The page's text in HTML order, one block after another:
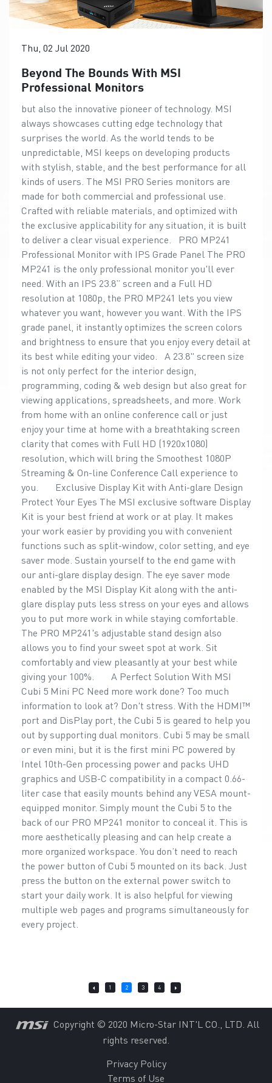
Thu, 02 Jul 2020
Beyond The Bounds With MSI
Professional Monitors
but also the innovative pioneer of technology. MSI
always showcases cutting edge technology that
surprises the world. As the world tends to be
unpredictable, MSI keeps on developing products
with stylish, stable, and the best performance for all
kinds of users. The MSI PRO Series monitors are
made for both commercial and professional use.
Crafted with reliable materials, and optimized with
the exclusive applicability for any situation, it is built
to deliver a clear visual experience. PRO MP241
Professional Monitor with IPS Grade Panel The PRO
MP241 is the only professional monitor you'll ever
need. With an IPS 23.8” screen and a Full HD
resolution at 1080p, the PRO MP241 lets you view
whatever you want, however you want. With the IPS
grade panel, it instantly optimizes the screen colors
and brightness to ensure that you enjoy every detail at
its best while editing your video. A 23.8" screen size
is not only perfect for the interior design,
programming, coding & web design but also great for
viewing applications, spreadsheets, and more. Work
from home with an online conference call or just
enjoy your time at home with a breathtaking screen
clarity that comes with Full HD (1920x1080)
resolution, which will bring the Smoothest 1080P
Streaming & On-line Conference Call experience to
you. Exclusive Display Kit with Anti-glare Design
Protect Your Eyes The MSI exclusive software Display
Kit is your best friend at work or at play. It makes
your work easier by providing you with convenient
functions such as split-window, color setting, and eye
saver mode. Sustain yourself to the end game with
our anti-glare display design. The eye saver mode
enabled by the MSI Display Kit along with the anti-
glare display puts less stress on your eyes and allows
you to put more work in while staying comfortable.
The PRO MP241's adjustable stand design also
allows you to find your sweet spot at work. Sit
comfortably and view pleasantly at your best while
giving your 100%. A Perfect Solution With MSI
Cubi 5 Mini PC Need more work done? Too much
information to look at? Don't stress. With the HDMI™
port and DisPlay port, the Cubi 5 is geared to help you
out by supporting dual monitors. Cubi 5 may be small
or even mini, but it is the first mini PC powered by
Intel 10th-Gen processing power and packs UHD
graphics and USB-C compatibility in a compact 0.66-
liter case that easily mounts behind any VESA mount-
equipped monitor. Simply mount the Cubi 5 to the
back of our PRO MP241 monitor to conceal it. This is
more aesthetically pleasing and can help create a
more organized workspace. You don’t need to reach
the power button of Cubi 5 mounted on its back. Just
press the button on the external power switch to
start your daily work. It is also helpful for viewing
multiple web pages and programs simultaneously for
every project.
1 2 3 4
Copyright © 2020 Micro-Star INT'L CO., LTD. All
rights reserved.
Privacy Policy
Terms of Use